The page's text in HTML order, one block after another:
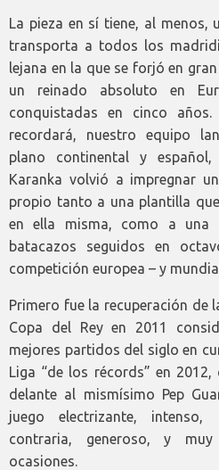
La pieza en sí tiene, al menos,
transporta a todos los
lejana en la que se forjó en
un reinado absoluto en
conquistadas en cinco
recordará, nuestro equipo
plano continental y
Karanka volvió a impregnar
propio tanto a una plantilla
en ella misma, como a una
batacazos seguidos en
competición europea – y
Primero fue la recuperación de
Copa del Rey en 2011
mejores partidos del siglo en
Liga “de los récords” en
delante al mismísimo Pep
juego electrizante,
contraria, generoso, y
ocasiones.